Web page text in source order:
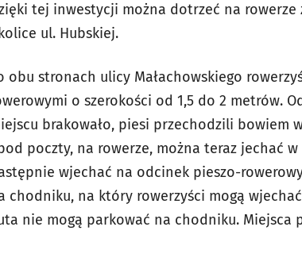
tej inwestycji można dotrzeć na rowerze
ul. Hubskiej.
obu stronach ulicy Małachowskiego
o szerokości od 1,5 do 2 metrów.
brakowało, piesi przechodzili bowiem
poczty, na rowerze, można teraz jechać
wjechać na odcinek pieszo-
chodniku, na który rowerzyści mogą
nie mogą parkować na chodniku. Miejsca